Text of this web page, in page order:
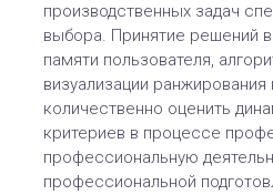
производственных задач
выбора. Принятие решений
памяти пользователя,
визуализации
количественно оценить
критериев в процессе
профессиональную
профессиональной